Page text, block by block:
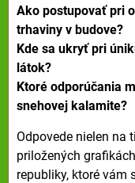
Ako postupovať pri
trhaviny v budove?
Kde sa ukryť pri
látok?
Ktoré odporúčania
snehovej kalamite?
Odpovede nielen na
priložených
republiky, ktoré vám